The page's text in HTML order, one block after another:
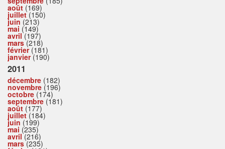
août (169)
juillet(150)
juin (213)
mai (149)
avril(197)
mars(218)
février(181)
janvier(190)
2011
décembre (182)
novembre (196)
octobre (174)
septembre (181)
août (177)
juillet(184)
juin (199)
mai (235)
avril(216)
mars(235)